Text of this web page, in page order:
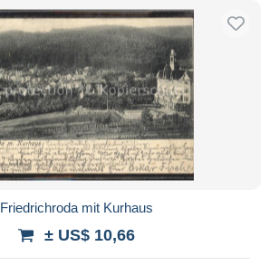
Toepassen
Friedrichroda mit Kurhaus
± US$ 10,66